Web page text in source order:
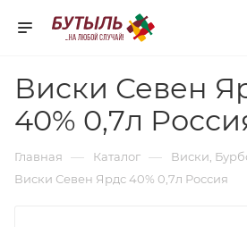
Виски Севен
40% 0,7л
Главная — Каталог — Виски,
Виски Севен Ярдс 40% 0,7л Россия